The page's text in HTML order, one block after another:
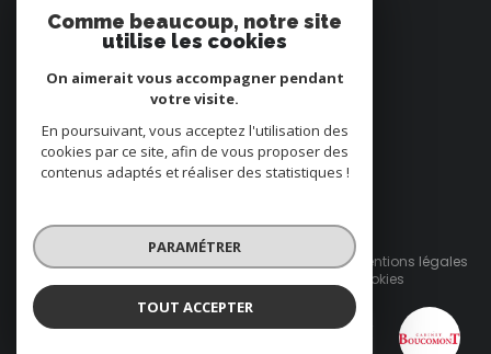
Cabinet Boucomont
ADHÉRENTS
Nous adhérons
© 2026 | Tous droits réservés
Mentions légales
Cookies
Comme beaucoup, notre site
utilise les cookies
On aimerait vous accompagner pendant
votre visite.
En poursuivant, vous acceptez l'utilisation des
cookies par ce site, afin de vous proposer des
contenus adaptés et réaliser des statistiques !
PARAMÉTRER
TOUT ACCEPTER